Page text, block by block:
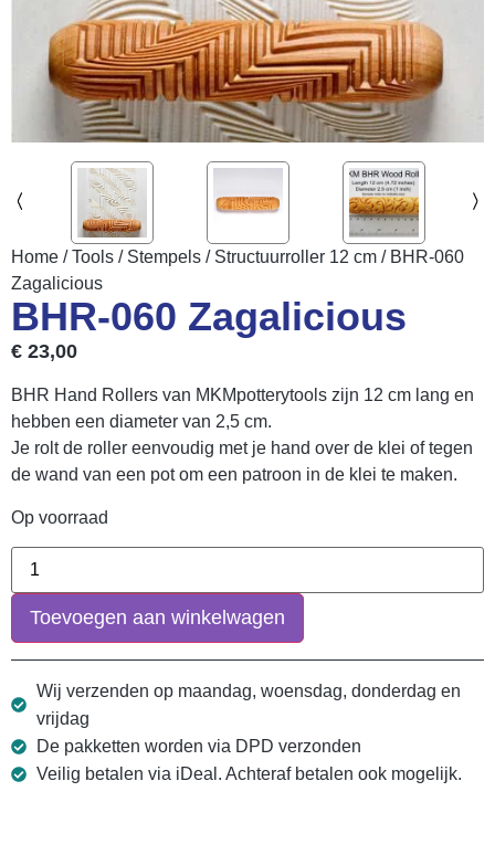
Home /Tools / Stempels / Structuurroller 12 cm / BHR-060
Zagalicious
BHR-060 Zagalicious
€ 23,00
BHR Hand Rollers van MKMpotterytools zijn 12 cm lang en
hebben een diameter van 2,5 cm.
Je rolt de roller eenvoudig met je hand over de klei of tegen
de wand van een pot om een patroon in de klei te maken.
Op voorraad
Toevoegen aan winkelwagen
Wij verzenden op maandag, woensdag, donderdag en
vrijdag
De pakketten worden via DPD verzonden
Veilig betalen via iDeal. Achteraf betalen ook mogelijk.